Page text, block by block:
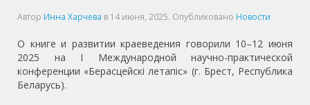
Автор Инна Харчева в 14 июня, 2025. Опубликовано Новости
О книге и развитии краеведения говорили 10–12 июня
2025 на I Международной научно-практической
конференции «Берасцейскi летапic» (г. Брест, Республика
Беларусь).